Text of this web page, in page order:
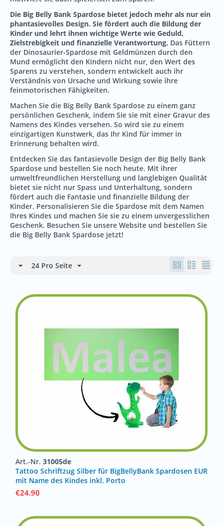
Die Big Belly Bank Spardose bietet jedoch mehr als nur ein
phantasievolles Design. Sie fördert auch die Bildung der
Kinder und lehrt ihnen wichtige Werte wie Geduld,
Zielstrebigkeit und finanzielle Verantwortung. Das Füttern
der Dinosaurier-Spardose mit Geldmünzen durch den
Mund ermöglicht den Kindern nicht nur, den Wert des
Sparens zu verstehen, sondern entwickelt auch ihr
Verständnis von Ursache und Wirkung sowie ihre
feinmotorischen Fähigkeiten.
Machen Sie die Big Belly Bank Spardose zu einem ganz
persönlichen Geschenk, indem Sie sie mit einer Gravur des
Namens des Kindes versehen. So wird sie zu einem
einzigartigen Kunstwerk, das Ihr Kind für immer in
Erinnerung behalten wird.
Entdecken Sie das fantasievolle Design der Big Belly Bank
Spardose und bestellen Sie noch heute. Mit ihrer
umweltfreundlichen Herstellung und langlebigen Qualität
bietet sie nicht nur Spass und Unterhaltung, sondern
fördert auch die Fantasie und finanzielle Bildung der
Kinder. Personalisieren Sie die Spardose mit dem Namen
Ihres Kindes und machen Sie sie zu einem unvergesslichen
Geschenk. Besuchen Sie unsere Website und bestellen Sie
die Big Belly Bank Spardose jetzt!
24 Pro Seite
Art.-Nr. 31005de
Tattoo Schriftzug Silber für BigBellyBank Spardosen EUR
mit Name des Kindes inkl. Porto
€24.90